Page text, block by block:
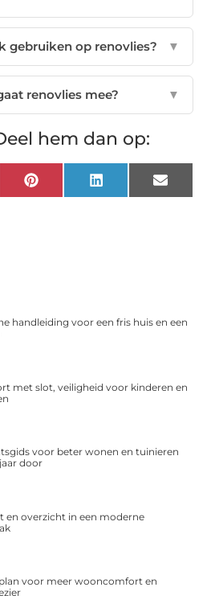
gebruiken op renovlies? ▼
renovlies mee? ▼
hem dan op:
Pinterest LinkedIn Email
handleiding voor een fris huis en een
met slot, veiligheid voor kinderen en
voor beter wonen en tuinieren
door
en overzicht in een moderne
voor meer wooncomfort en